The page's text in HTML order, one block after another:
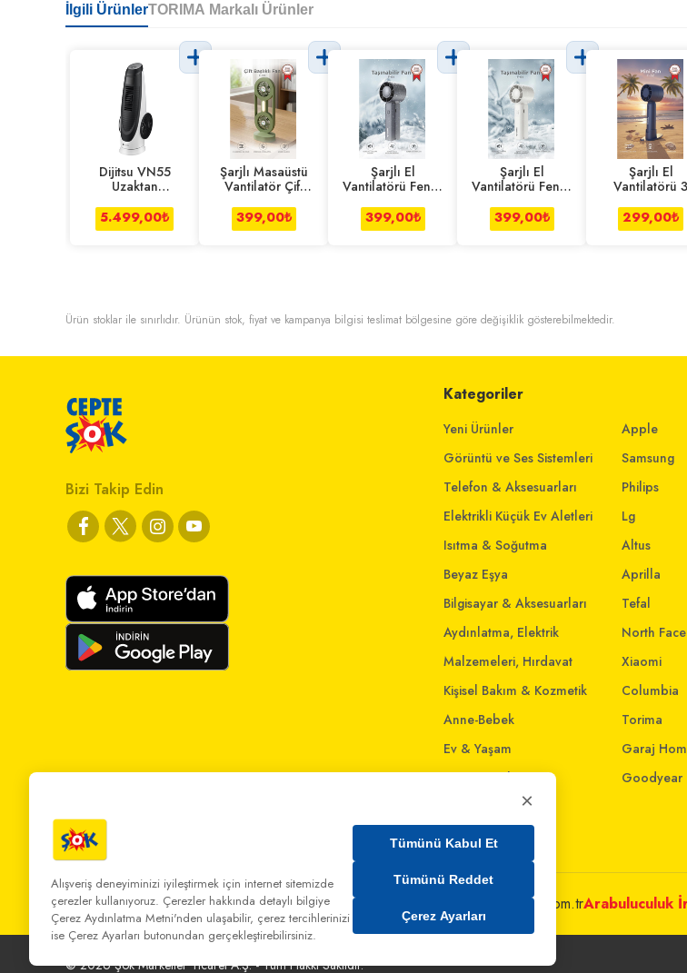
İlgili ÜrünlerTORIMA Markalı Ürünler
Dijitsu VN55
Uzaktan
Tipi Vantilatör
5.499,00₺
Şarjlı Masaüstü
Vantilatör Çift
Mah
399,00₺
Şarjlı El
Vantilatörü Fener
Taşınabilir
399,00₺
Şarjlı El
Vantilatörü Fener
Taşınabilir
399,00₺
Şarjlı El
Vantilatörü 3
Taşınabilir
299,00₺
Ürün stoklar ile sınırlıdır. Ürünün stok, fiyat ve kampanya bilgisi teslimat bölgesine göre değişiklik gösterebilmektedir.
Bizi Takip Edin
Kategoriler
Yeni Ürünler
Görüntü ve Ses Sistemleri
Telefon & Aksesuarları
Elektrikli Küçük Ev Aletleri
Isıtma & Soğutma
Beyaz Eşya
Bilgisayar & Aksesuarları
Aydınlatma, Elektrik
Malzemeleri, Hırdavat
Kişisel Bakım & Kozmetik
Anne-Bebek
Ev & Yaşam
Giyim ve Aksesuar
Ev İnterneti
Apple
Samsung
Philips
Lg
Altus
Aprilla
Tefal
North Face
Xiaomi
Columbia
Torima
Garaj
Goodyear
Bizi Arayın:0 850 808 00 00Bize Yazın: musterihizmetleri@mim.sokmarket.com.trArabuluculuk
©2026Şok Marketler Ticaret A.Ş. - Tüm Hakkı Saklıdır.
×
Alışveriş deneyiminizi iyileştirmek için internet sitemizde
çerezler kullanıyoruz. Çerezler hakkında detaylı bilgiye
Çerez Aydınlatma Metni'nden ulaşabilir, çerez tercihlerinizi
ise Çerez Ayarları butonundan gerçekleştirebilirsiniz.
Tümünü Kabul Et
Tümünü Reddet
Çerez Ayarları